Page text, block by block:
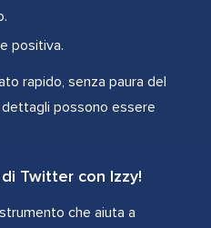
positiva.
rapido, senza paura del
possono essere
Twitter con Izzy!
che aiuta a